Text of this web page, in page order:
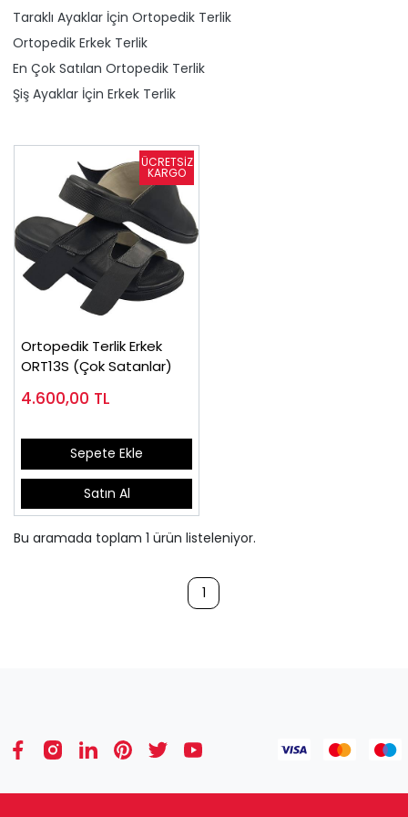
Taraklı Ayaklar İçin Ortopedik Terlik
Ortopedik Erkek Terlik
En Çok Satılan Ortopedik Terlik
Şiş Ayaklar İçin Erkek Terlik
Ortopedik Terlik Erkek
ORT13S (Çok Satanlar)
4.600,00 TL
Sepete Ekle
Satın Al
Bu aramada toplam 1 ürün listeleniyor.
1